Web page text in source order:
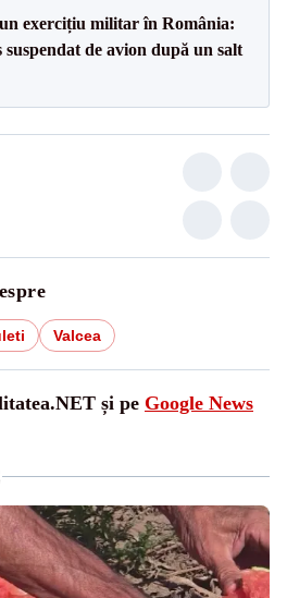
exercițiu militar în România:
suspendat de avion după un salt
Valcea
și pe Google News